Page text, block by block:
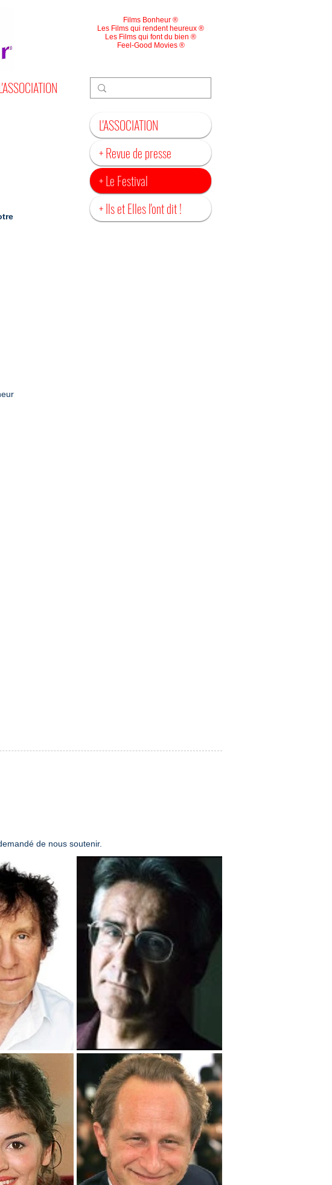
Films Bonheur ®
Les Films qui rendent heureux ®
Les Films qui font du bien ®
Feel-Good Movies ®
L'ASSOCIATION
+ Revue de presse
+ Le Festival
+ Ils et Elles l'ont dit !
de nous soutenir.